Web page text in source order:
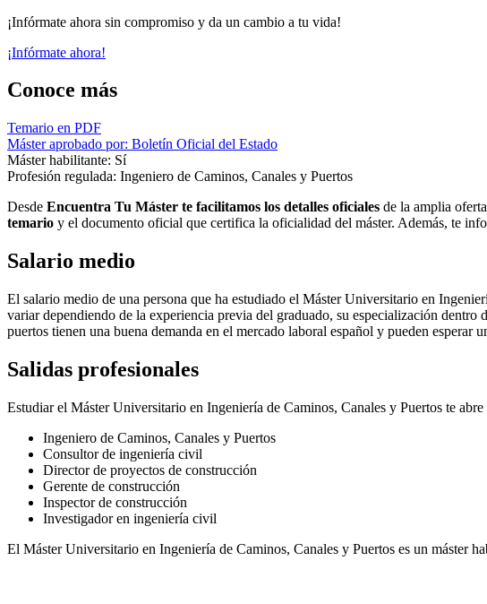
¡Infórmate ahora sin compromiso y da un cambio a tu vida!
¡Infórmate ahora!
Conoce más
Temario en PDF
Máster aprobado por: Boletín Oficial del Estado
Máster habilitante: Sí
Profesión regulada: Ingeniero de Caminos, Canales y Puertos
Desde Encuentra Tu Máster te facilitamos los detalles oficiales de la amplia
temario y el documento oficial que certifica la oficialidad del máster. Además, te
Salario medio
El salario medio de una persona que ha estudiado el Máster Universitario en
variar dependiendo de la experiencia previa del graduado, su especialización
puertos tienen una buena demanda en el mercado laboral español y pueden
Salidas profesionales
Estudiar el Máster Universitario en Ingeniería de Caminos, Canales y Puertos te
Ingeniero de Caminos, Canales y Puertos
Consultor de ingeniería civil
Director de proyectos de construcción
Gerente de construcción
Inspector de construcción
Investigador en ingeniería civil
El Máster Universitario en Ingeniería de Caminos, Canales y Puertos es un máster